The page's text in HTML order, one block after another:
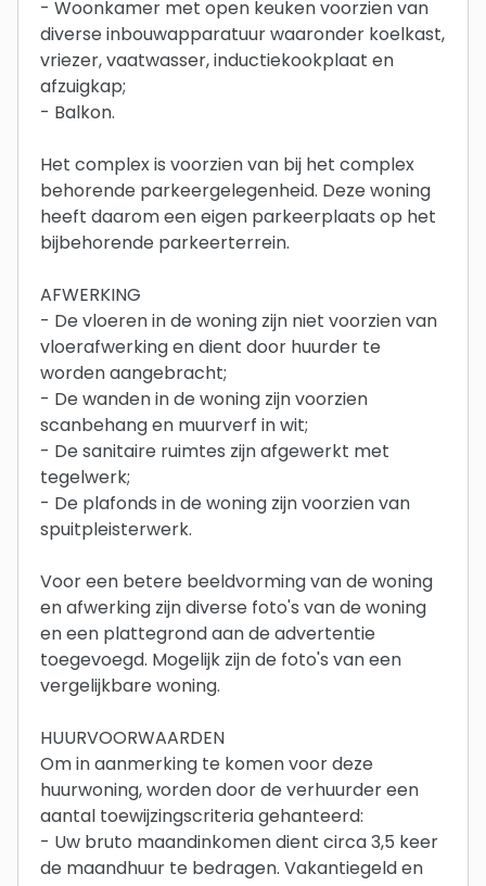
- Woonkamer met open keuken voorzien van
diverse inbouwapparatuur waaronder koelkast,
vriezer, vaatwasser, inductiekookplaat en
afzuigkap;
- Balkon.
Het complex is voorzien van bij het complex
behorende parkeergelegenheid. Deze woning
heeft daarom een eigen parkeerplaats op het
bijbehorende parkeerterrein.
AFWERKING
- De vloeren in de woning zijn niet voorzien van
vloerafwerking en dient door huurder te
worden aangebracht;
- De wanden in de woning zijn voorzien
scanbehang en muurverf in wit;
- De sanitaire ruimtes zijn afgewerkt met
tegelwerk;
- De plafonds in de woning zijn voorzien van
spuitpleisterwerk.
Voor een betere beeldvorming van de woning
en afwerking zijn diverse foto's van de woning
en een plattegrond aan de advertentie
toegevoegd. Mogelijk zijn de foto's van een
vergelijkbare woning.
HUURVOORWAARDEN
Om in aanmerking te komen voor deze
huurwoning, worden door de verhuurder een
aantal toewijzingscriteria gehanteerd:
- Uw bruto maandinkomen dient circa 3,5 keer
de maandhuur te bedragen. Vakantiegeld en